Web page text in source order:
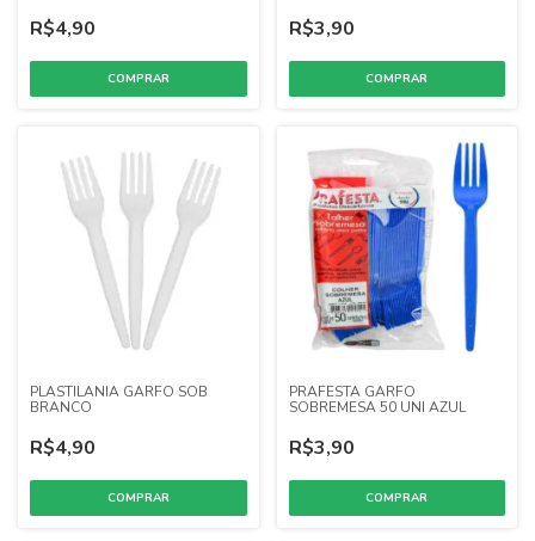
R$4,90 R$3,90
PLASTILANIA GARFO SOB
BRANCO
R$4,90
PRAFESTA GARFO
SOBREMESA 50 UNI AZUL
R$3,90